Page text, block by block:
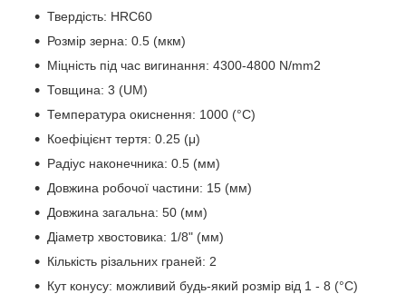
Твердість: HRC60
Розмір зерна: 0.5 (мкм)
Міцність під час вигинання: 4300-4800 N/mm2
Товщина: 3 (UM)
Температура окиснення: 1000 (°C)
Коефіцієнт тертя: 0.25 (μ)
Радіус наконечника: 0.5 (мм)
Довжина робочої частини: 15 (мм)
Довжина загальна: 50 (мм)
Діаметр хвостовика: 1/8" (мм)
Кількість різальних граней: 2
Кут конусу: можливий будь-який розмір від 1 - 8 (°С)